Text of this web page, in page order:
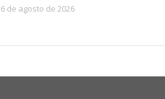
6 de agosto de 2026